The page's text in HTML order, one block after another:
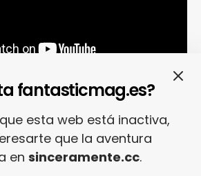
ZELDA(Wii U)
fantasticmag.es?
esta web está inactiva,
que la aventura
en sinceramente.cc.